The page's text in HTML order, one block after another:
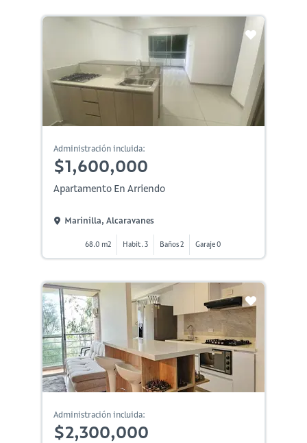
Administración incluida:
$1,600,000
Apartamento En Arriendo
Marinilla, Alcaravanes
68.0 m2 Habit. 3 Baños 2 Garaje 0
Administración incluida:
$2,300,000